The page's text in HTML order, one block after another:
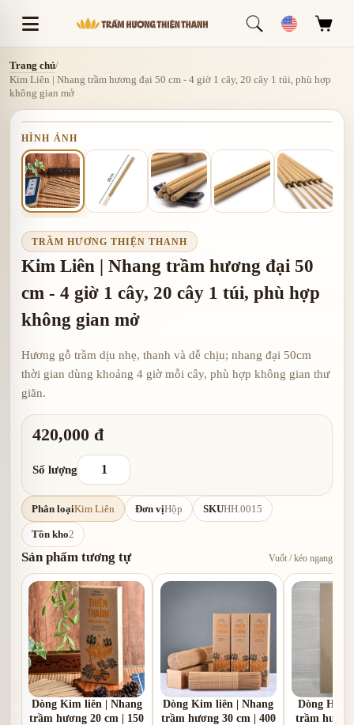
Trang chủ/
Kim Liên | Nhang trầm hương đại 50 cm - 4 giờ 1 cây, 20 cây 1 túi, phù hợp
không gian mở
HÌNH ẢNH
TRẦM HƯƠNG THIỆN THANH
Kim Liên | Nhang trầm hương đại 50
cm - 4 giờ 1 cây, 20 cây 1 túi, phù hợp
không gian mở
Hương gỗ trầm dịu nhẹ, thanh và dễ chịu; nhang đại 50cm
thời gian dùng khoảng 4 giờ mỗi cây, phù hợp không gian thư
giãn.
420,000 đ
Số lượng
Phân loạiKim Liên Đơn vịHộp SKUHH.0015
Tồn kho2
Sản phẩm tương tự Vuốt / kéo ngang
Dòng Kim liên | Nhang
trầm hương 20 cm | 150
Dòng Kim liên | Nhang
trầm hương 30 cm | 400
Dòng Hạ
trầm hương